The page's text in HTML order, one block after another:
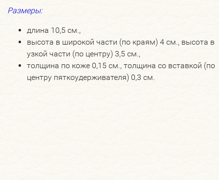
Размеры:
длина 10,5 см.,
высота в широкой части (по краям) 4 см., высота в
узкой части (по центру) 3,5 см.,
толщина по коже 0,15 см., толщина со вставкой (по
центру пяткоудерживателя) 0,3 см.